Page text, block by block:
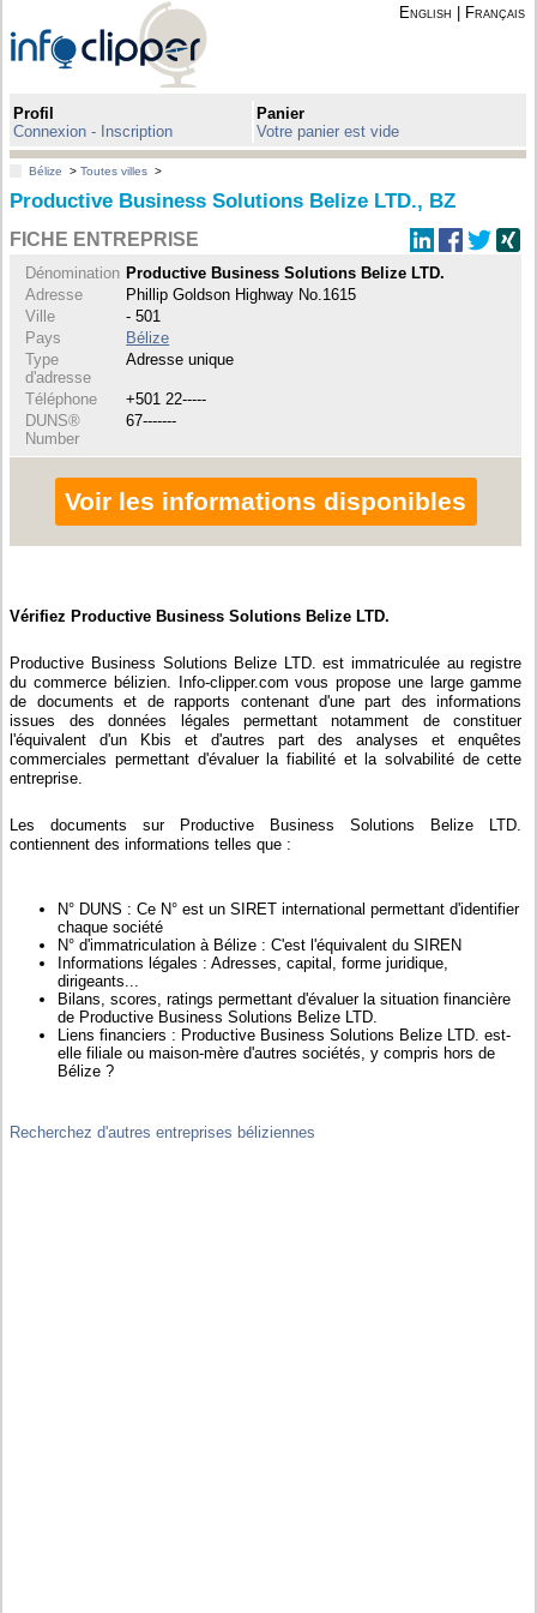
English Français
Profil
Connexion - Inscription
Panier
Votre panier est vide
Bélize >Toutes villes >
Productive Business Solutions Belize LTD., BZ
FICHE ENTREPRISE
Dénomination Productive Business Solutions Belize LTD.
Adresse
Phillip Goldson Highway No.1615
Ville
- 501
Pays
Bélize
Type
d'adresse
Adresse unique
Téléphone
+501 22-----
DUNS®
Number
67-------
Voir les informations disponibles
Vérifiez Productive Business Solutions Belize LTD.
Productive Business Solutions Belize LTD. est immatriculée au registre
du commerce bélizien. Info-clipper.com vous propose une large gamme
de documents et de rapports contenant d'une part des informations
issues des données légales permettant notamment de constituer
l'équivalent d'un Kbis et d'autres part des analyses et enquêtes
commerciales permettant d'évaluer la fiabilité et la solvabilité de cette
entreprise.
Les documents sur Productive Business Solutions Belize LTD.
contiennent des informations telles que :
N° DUNS : Ce N° est un SIRET international permettant d'identifier
chaque société
N° d'immatriculation à Bélize : C'est l'équivalent du SIREN
Informations légales : Adresses, capital, forme juridique,
dirigeants...
Bilans, scores, ratings permettant d'évaluer la situation financière
de Productive Business Solutions Belize LTD.
Liens financiers : Productive Business Solutions Belize LTD. est-
elle filiale ou maison-mère d'autres sociétés, y compris hors de
Bélize ?
Recherchez d'autres entreprises béliziennes